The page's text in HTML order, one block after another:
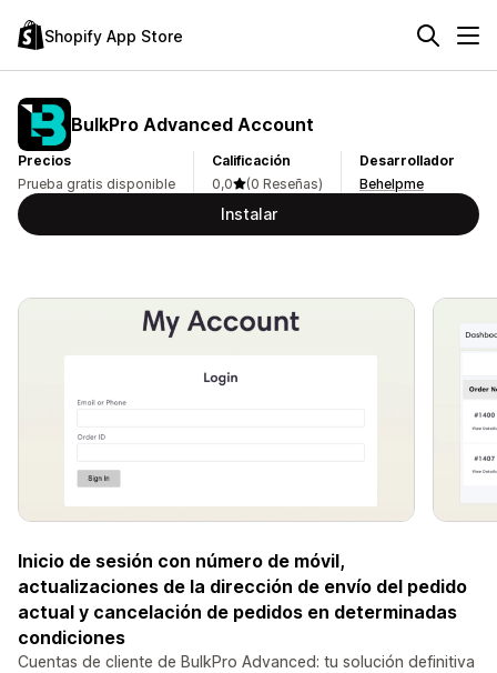
Shopify App Store
BulkPro Advanced Account
Precios
Prueba gratis disponible
Calificación
0,0
(0 Reseñas)
Desarrollador
Behelpme
Instalar
Inicio de sesión con número de móvil,
actualizaciones de la dirección de envío del pedido
actual y cancelación de pedidos en determinadas
condiciones
Cuentas de cliente de BulkPro Advanced: tu solución definitiva